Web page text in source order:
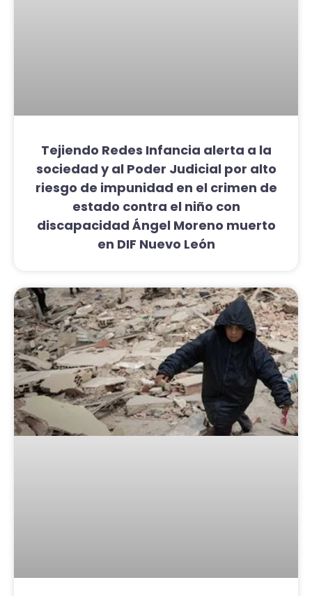
Tejiendo Redes Infancia alerta a la
sociedad y al Poder Judicial por alto
riesgo de impunidad en el crimen de
estado contra el niño con
discapacidad Ángel Moreno muerto
en DIF Nuevo León